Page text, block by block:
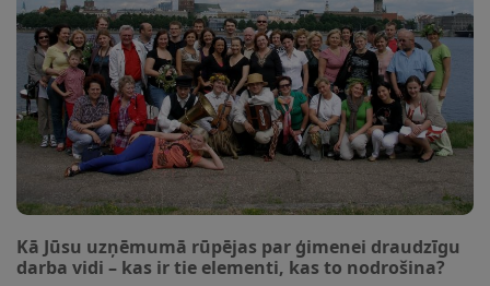
Kā Jūsu uzņēmumā rūpējas par ģimenei draudzīgu
darba vidi – kas ir tie elementi, kas to nodrošina?